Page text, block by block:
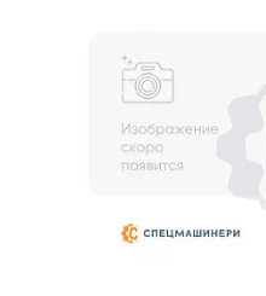
3D тур по производству